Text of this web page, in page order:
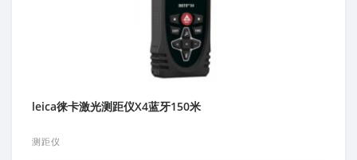
leica徕卡激光测距仪X4蓝牙150米
测距仪